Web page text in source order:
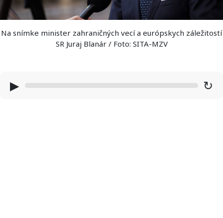
Na snímke minister zahraničných vecí a európskych záležitostí
SR Juraj Blanár / Foto: SITA-MZV
▶ ↻